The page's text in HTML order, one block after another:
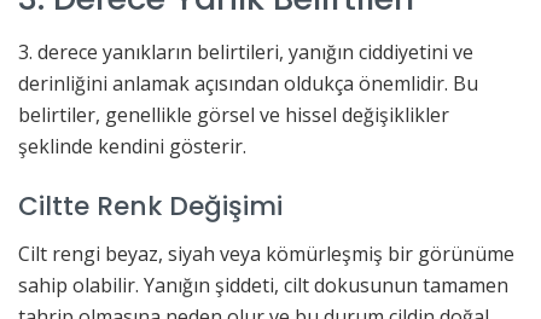
3. derece yanıkların belirtileri, yanığın ciddiyetini ve
derinliğini anlamak açısından oldukça önemlidir. Bu
belirtiler, genellikle görsel ve hissel değişiklikler
şeklinde kendini gösterir.
Ciltte Renk Değişimi
Cilt rengi beyaz, siyah veya kömürleşmiş bir görünüme
sahip olabilir. Yanığın şiddeti, cilt dokusunun tamamen